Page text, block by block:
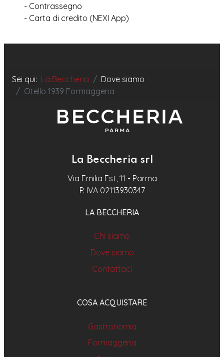
- Contrassegno
- Carta di credito (NEXI App)
Sei qui: La Beccheria
Dove siamo
Otello 1939 Formaggeria
La Beccheria srl
Via Emilia Est, 11 - Parma
P. IVA 02113930347
LA BECCHERIA
Chi siamo
Dove siamo
Contattaci
COSA ACQUISTARE
Gastronomia
Formaggeria